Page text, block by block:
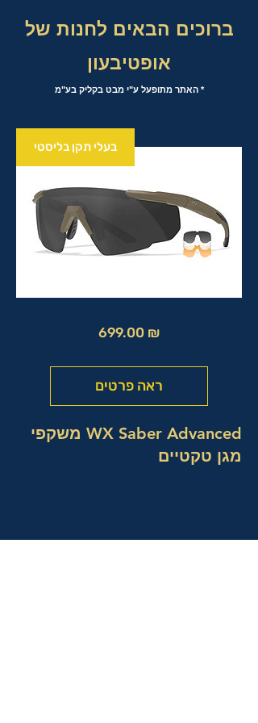
ברוכים הבאים לחנות של
אופטיבעון
* האתר מתופעל ע"י מבט בקליק בע"מ
בעלי תקן בליסטי
699.00 ₪מחיר
ראה פרטים
WX Saber Advanced משקפי
מגן טקטיים